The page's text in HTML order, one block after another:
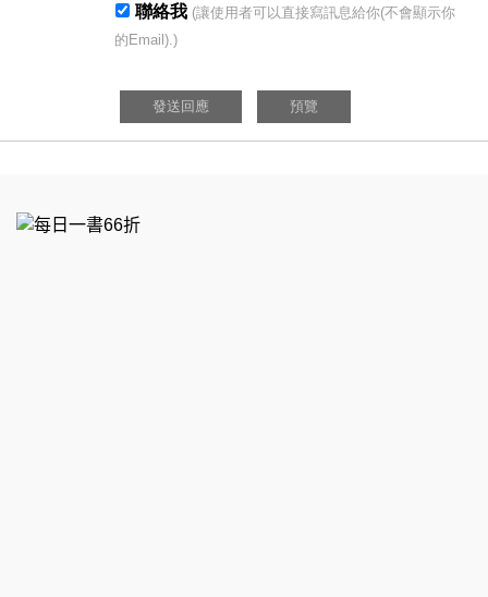
聯絡我 (讓使用者可以直接寫訊息給你(不會顯示你
的Email).)